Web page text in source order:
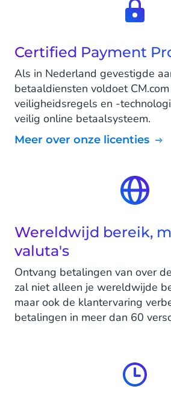
Certified Payment
Als in Nederland gevestigde
betaaldiensten voldoet
veiligheidsregels en -
veilig online betaalsysteem.
Meer over onze licenties
Wereldwijd bereik,
valuta's
Ontvang betalingen van over
zal niet alleen je wereldwijde
maar ook de klantervaring
betalingen in meer dan 60